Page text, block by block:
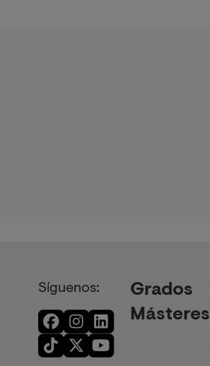
Síguenos:
Grados
Másteres